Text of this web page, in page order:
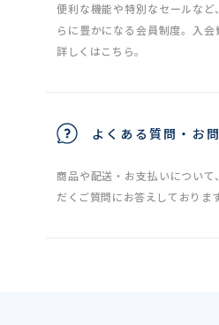
便利な機能や特別なセールなど
らに豊かになる会員制度。入会
詳しくはこちら。
よくある質問・お
商品や配送・お支払いについ
だくご質問にお答えしております